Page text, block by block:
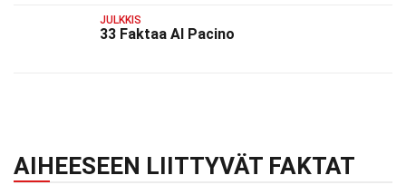
JULKKIS
33 Faktaa Al Pacino
AIHEESEEN LIITTYVÄT FAKTAT